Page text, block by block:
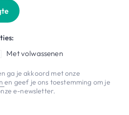
Met volwassenen
ga je akkoord met onze
en geef je ons toestemming om je
e-newsletter.